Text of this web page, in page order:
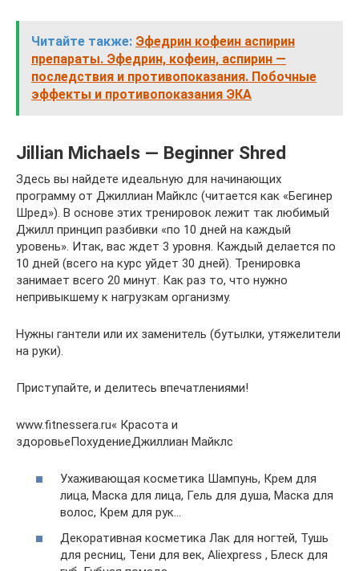
Читайте также: Эфедрин кофеин аспирин
препараты. Эфедрин, кофеин, аспирин —
последствия и противопоказания. Побочные
эффекты и противопоказания ЭКА
Jillian Michaels — Beginner Shred
Здесь вы найдете идеальную для начинающих
программу от Джиллиан Майклс (читается как «Бегинер
Шред»). В основе этих тренировок лежит так любимый
Джилл принцип разбивки «по 10 дней на каждый
уровень». Итак, вас ждет 3 уровня. Каждый делается по
10 дней (всего на курс уйдет 30 дней). Тренировка
занимает всего 20 минут. Как раз то, что нужно
непривыкшему к нагрузкам организму.
Нужны гантели или их заменитель (бутылки, утяжелители
на руки).
Приступайте, и делитесь впечатлениями!
www.fitnessera.ru« Красота и
здоровьеПохудениеДжиллиан Майклc
Ухаживающая косметика Шампунь, Крем для
лица, Маска для лица, Гель для душа, Маска для
волос, Крем для рук…
Декоративная косметика Лак для ногтей, Тушь
для ресниц, Тени для век, Aliexpress , Блеск для